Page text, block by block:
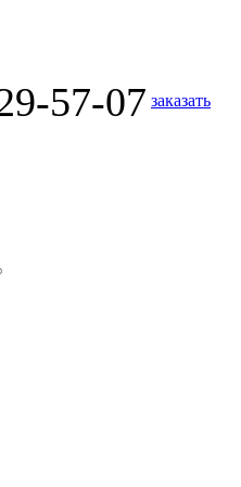
57-07 заказать